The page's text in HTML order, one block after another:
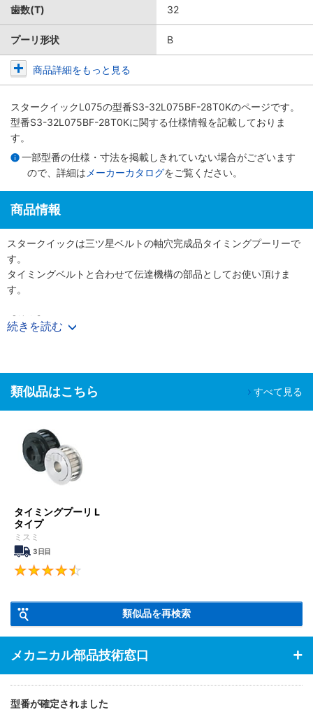
歯数(T) 32
プーリ形状 B
商品詳細をもっと見る
スタークイックL075の型番S3-32L075BF-28T0Kのページです。
型番S3-32L075BF-28T0Kに関する仕様情報を記載しておりま
す。
一部型番の仕様・寸法を掲載しきれていない場合がございます
ので、詳細は メーカーカタログをご覧ください。
商品情報
スタークイックは三ツ星ベルトの軸穴完成品タイミングプーリーで
す。
タイミングベルトと合わせて伝達機構の部品としてお使い頂けま
す。
【特徴】
・使用する軸径に合わせて軸穴・キー・タップ加工付きの完成プー
【用途】
・工作機械、射出成形機などの大型機械からコピー機やプリンター
などのOA機器まで
幅広い装置で使用されています。
続きを読む
類似品はこちら すべて見る
タイミングプーリ L
タイプ
ミスミ
3日目
類似品を再検索
メカニカル部品技術窓口
型番が確定されました